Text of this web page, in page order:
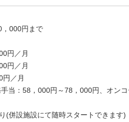
000円まで
円／月
円／月
円／月
当：58，000円～78，000円、オン
(併設施設にて随時スタートできます)